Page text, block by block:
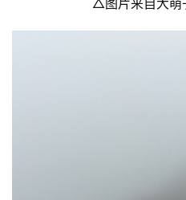
△图片来自大萌